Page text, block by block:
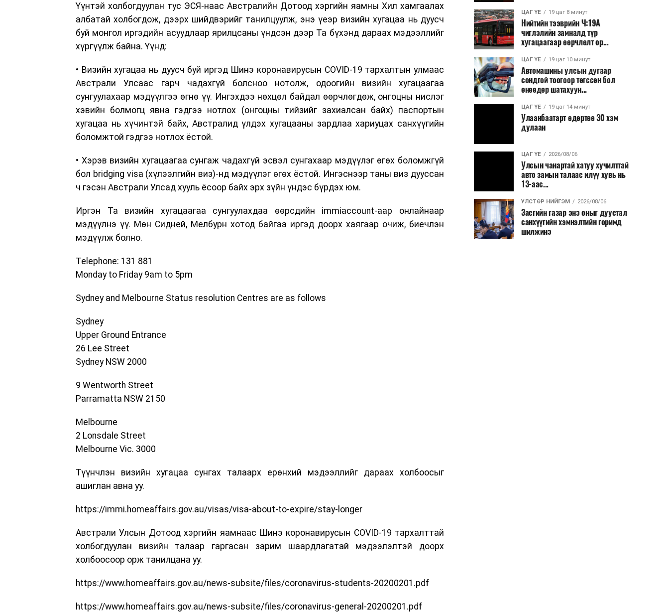
Үүнтэй холбогдуулан тус ЭСЯ-наас Австралийн Дотоод хэргийн яамны Хил хамгаалах
албатай холбогдож, дээрх шийдвэрийг танилцуулж, энэ үеэр визийн хугацаа нь дуусч
буй монгол иргэдийн асуудлаар ярилцсаны үндсэн дээр Та бүхэнд дараах мэдээллийг
хүргүүлж байна. Үүнд:
• Визийн хугацаа нь дуусч буй иргэд Шинэ коронавирусын COVID-19 тархалтын улмаас
Австрали Улсаас гарч чадахгүй болсноо нотолж, одоогийн визийн хугацаагаа
сунгуулахаар мэдүүлгээ өгнө үү. Ингэхдээ нөхцөл байдал өөрчлөгдөж, онгоцны нислэг
хэвийн болмогц явна гэдгээ нотлох (онгоцны тийзийг захиалсан байх) паспортын
хугацаа нь хүчинтэй байх, Австралид үлдэх хугацааны зардлаа хариуцах санхүүгийн
боломжтой гэдгээ нотлох ёстой.
• Хэрэв визийн хугацаагаа сунгаж чадахгүй эсвэл сунгахаар мэдүүлэг өгөх боломжгүй
бол bridging visa (хүлээлгийн виз)-нд мэдүүлэг өгөх ёстой. Ингэснээр таны виз дууссан
ч гэсэн Австрали Улсад хууль ёсоор байх эрх зүйн үндэс бүрдэх юм.
Иргэн Та визийн хугацаагаа сунгуулахдаа өөрсдийн immiaccount-аар онлайнаар
мэдүүлнэ үү. Мөн Сидней, Мелбурн хотод байгаа иргэд доорх хаягаар очиж, биечлэн
мэдүүлж болно.
Telephone: 131 881
Monday to Friday 9am to 5pm
Sydney and Melbourne Status resolution Centres are as follows
Sydney
Upper Ground Entrance
26 Lee Street
Sydney NSW 2000
9 Wentworth Street
Parramatta NSW 2150
Melbourne
2 Lonsdale Street
Melbourne Vic. 3000
Түүнчлэн визийн хугацаа сунгах талаарх ерөнхий мэдээллийг дараах холбоосыг
ашиглан авна уу.
https://immi.homeaffairs.gov.au/visas/visa-about-to-expire/stay-longer
Австрали Улсын Дотоод хэргийн яамнаас Шинэ коронавирусын COVID-19 тархалттай
холбогдуулан визийн талаар гаргасан зарим шаардлагатай мэдээлэлтэй доорх
холбоосоор орж танилцана уу.
https://www.homeaffairs.gov.au/news-subsite/files/coronavirus-students-20200201.pdf
https://www.homeaffairs.gov.au/news-subsite/files/coronavirus-general-20200201.pdf
ЦАГ ҮЕ 19 цаг 8 минут
Нийтийн тээврийн Ч:19А
чиглэлийн замналд түр
хугацаагаар өөрчлөлт ор...
ЦАГ ҮЕ 19 цаг 10 минут
Автомашины улсын дугаар
сондгой тоогоор төгссөн бол
өнөөдөр шатахуун...
ЦАГ ҮЕ 19 цаг 14 минут
Улаанбаатарт өдөртөө 30 хэм
дулаан
ЦАГ ҮЕ 2026/08/06
Улсын чанартай хатуу хучилттай
авто замын талаас илүү хувь нь
13-аас...
УЛСТӨР НИЙГЭМ 2026/08/06
Засгийн газар энэ оныг дуустал
санхүүгийн хэмнэлтийн горимд
шилжинэ